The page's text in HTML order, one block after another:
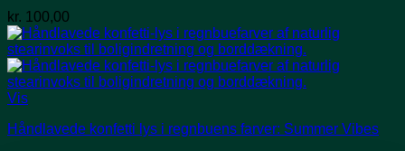
kr. 100,00
Vis
Håndlavede konfetti lys i regnbuens farver: Summer Vibes